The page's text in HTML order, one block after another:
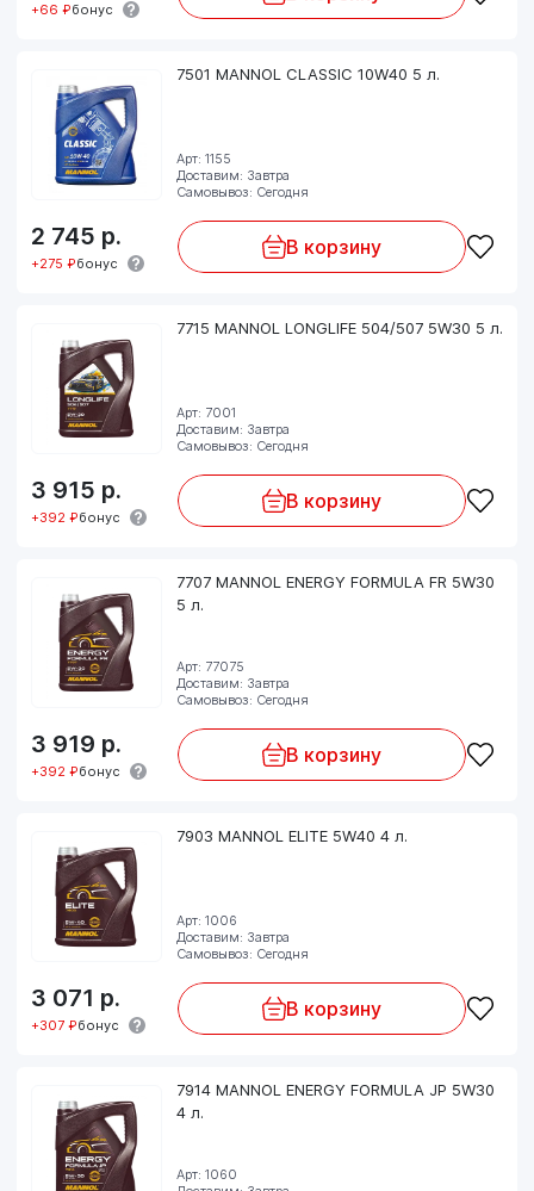
+66 ₽бонус
7501 MANNOL CLASSIC 10W40 5 л.
Арт: 1155
Доставим: Завтра
Самовывоз: Сегодня
2 745 р.
+275 ₽бонус
В корзину
7715 MANNOL LONGLIFE 504/507 5W30 5 л.
Арт: 7001
Доставим: Завтра
Самовывоз: Сегодня
3 915 р.
+392 ₽бонус
В корзину
7707 MANNOL ENERGY FORMULA FR 5W30
5 л.
Арт: 77075
Доставим: Завтра
Самовывоз: Сегодня
3 919 р.
+392 ₽бонус
В корзину
7903 MANNOL ELITE 5W40 4 л.
Арт: 1006
Доставим: Завтра
Самовывоз: Сегодня
3 071 р.
+307 ₽бонус
В корзину
7914 MANNOL ENERGY FORMULA JP 5W30
4 л.
Арт: 1060